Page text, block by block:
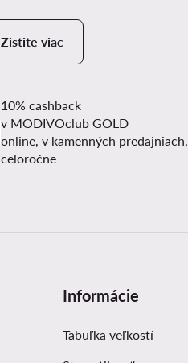
Zistite viac
10% cashback
v MODIVOclub GOLD
online, v kamenných predajniach,
celoročne
Informácie
Tabuľka veľkostí